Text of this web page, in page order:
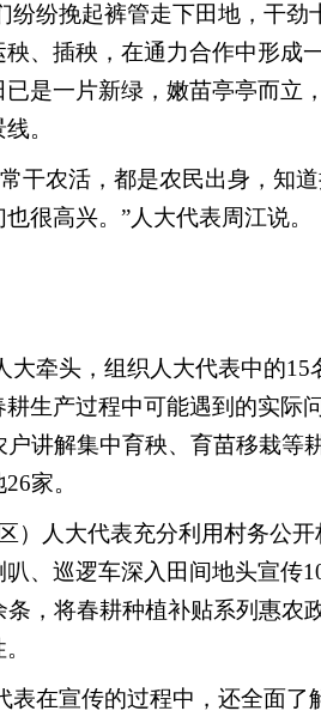
纷纷挽起裤管走下田地，干劲
、插秧，在通力合作中形成
是一片新绿，嫩苗亭亭而立
。
干农活，都是农民出身，知
很高兴。”人大代表周江说。
大牵头，组织人大代表中的15
生产过程中可能遇到的实际
户讲解集中育秧、育苗移栽等
家。
）人大代表充分利用村务公
、巡逻车深入田间地头宣传
，将春耕种植补贴系列惠农
表在宣传的过程中，还全面了